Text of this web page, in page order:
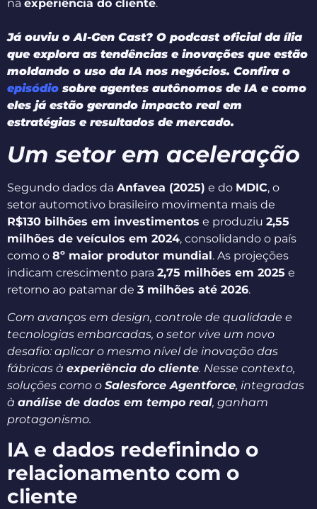
na experiência do cliente.
Já ouviu o AI-Gen Cast? O podcast oficial da ília
que explora as tendências e inovações que estão
moldando o uso da IA nos negócios. Confira o
episódio sobre agentes autônomos de IA e como
eles já estão gerando impacto real em
estratégias e resultados de mercado.
Um setor em aceleração
Segundo dados da Anfavea (2025) e do MDIC, o
setor automotivo brasileiro movimenta mais de
R$130 bilhões em investimentos e produziu 2,55
milhões de veículos em 2024, consolidando o país
como o 8º maior produtor mundial. As projeções
indicam crescimento para 2,75 milhões em 2025 e
retorno ao patamar de 3 milhões até 2026.
Com avanços em design, controle de qualidade e
tecnologias embarcadas, o setor vive um novo
desafio: aplicar o mesmo nível de inovação das
fábricas à experiência do cliente. Nesse contexto,
soluções como o Salesforce Agentforce, integradas
à análise de dados em tempo real, ganham
protagonismo.
IA e dados redefinindo o
relacionamento com o
cliente